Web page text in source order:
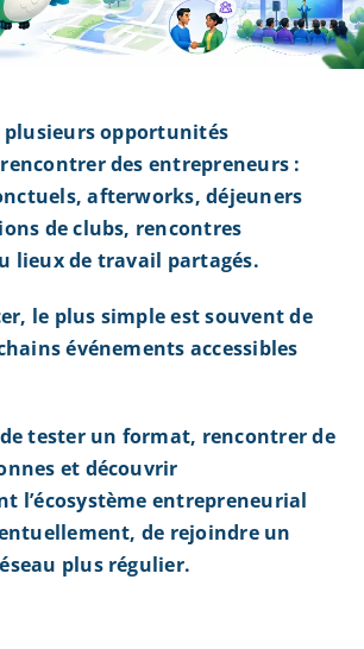
plusieurs opportunités
des entrepreneurs :
afterworks, déjeuners
de clubs, rencontres
lieux de travail partagés.
le plus simple est souvent de
événements accessibles
tester un format, rencontrer de
et découvrir
l’écosystème entrepreneurial
de rejoindre un
plus régulier.